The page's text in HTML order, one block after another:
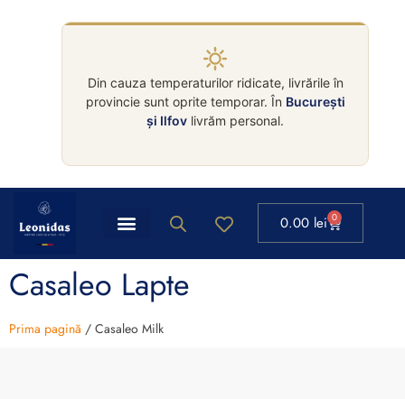
Din cauza temperaturilor ridicate, livrările în
provincie sunt oprite temporar. În București
și Ilfov livrăm personal.
0.00 lei 0
Casaleo Lapte
Prima pagină / Casaleo Milk